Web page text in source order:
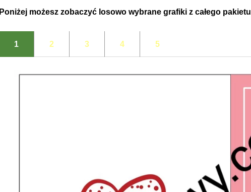
Poniżej możesz zobaczyć losowo wybrane grafiki z całego pakietu
1 2 3 4 5